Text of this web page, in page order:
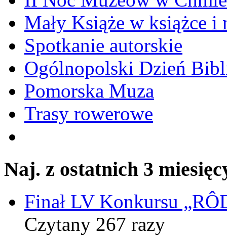
Mały Książe w książce i
Spotkanie autorskie
Ogólnopolski Dzień
Pomorska Muza
Trasy rowerowe
Naj. z ostatnich 3
Finał LV Konkursu
Czytany 267 razy